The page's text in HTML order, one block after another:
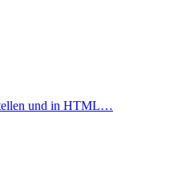
und in HTML…